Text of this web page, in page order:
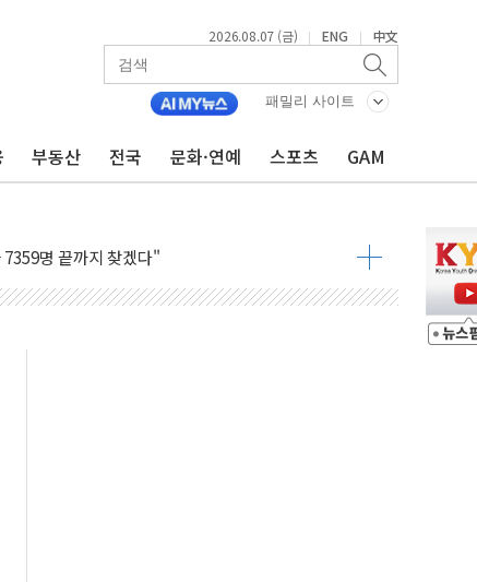
2026.08.07 (금) | ENG | 中文
패밀리 사이트
부동산 전국 문화·연예 스포츠 GAM
에 반도체주 '활짝'
후퇴…나스닥 선물 1%대 상승
플레어·태양광주↑ VS 트레이드데스크·웬디스↓
낮춰
시 '시끌'
"전폭적 공급 확대·속도전 총력"
양광주 급등
융주 낙폭 커
아냐" 해명